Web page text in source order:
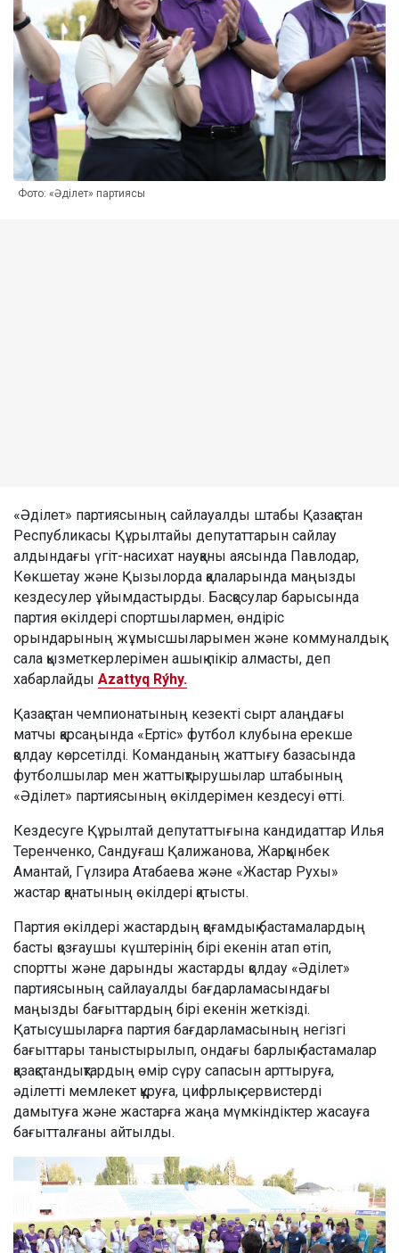
Фото: «Әділет» партиясы
«Әділет» партиясының сайлауалды штабы Қазақстан
Республикасы Құрылтайы депутаттарын сайлау
алдындағы үгіт-насихат науқаны аясында Павлодар,
Көкшетау және Қызылорда қалаларында маңызды
кездесулер ұйымдастырды. Басқосулар барысында
партия өкілдері спортшылармен, өндіріс
орындарының жұмысшыларымен және коммуналдық
сала қызметкерлерімен ашық пікір алмасты, деп
хабарлайды Azattyq Rýhy.
Қазақстан чемпионатының кезекті сырт алаңдағы
матчы қарсаңында «Ертіс» футбол клубына ерекше
қолдау көрсетілді. Команданың жаттығу базасында
футболшылар мен жаттықтырушылар штабының
«Әділет» партиясының өкілдерімен кездесуі өтті.
Кездесуге Құрылтай депутаттығына кандидаттар Илья
Теренченко, Сандуғаш Қалижанова, Жарқынбек
Амантай, Гүлзира Атабаева және «Жастар Рухы»
жастар қанатының өкілдері қатысты.
Партия өкілдері жастардың қоғамдық бастамалардың
басты қозғаушы күштерінің бірі екенін атап өтіп,
спортты және дарынды жастарды қолдау «Әділет»
партиясының сайлауалды бағдарламасындағы
маңызды бағыттардың бірі екенін жеткізді.
Қатысушыларға партия бағдарламасының негізгі
бағыттары таныстырылып, ондағы барлық бастамалар
қазақстандықтардың өмір сүру сапасын арттыруға,
әділетті мемлекет құруға, цифрлық сервистерді
дамытуға және жастарға жаңа мүмкіндіктер жасауға
бағытталғаны айтылды.